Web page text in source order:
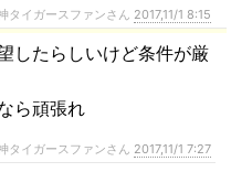
タイガースファンさん 2017,11/1 8:15
したらしいけど条件が厳
ら頑張れ
タイガースファンさん 2017,11/1 7:27